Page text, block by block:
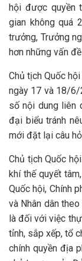
hội được quyền
gian không quá
trưởng, Trưởng
hơn những vấn
Chủ tịch Quốc
ngày 17 và 18/6/
số nội dung liên
đại biểu tránh
mới đặt lại câu
Chủ tịch Quốc
khí thế quyết
Quốc hội, Chính
và Nhân dân
là đối với việc
tỉnh, sắp xếp, tổ
chính quyền địa